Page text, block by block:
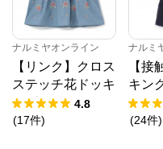
ナルミヤオンライン
【リンク】クロス
ステッチ花ドッキ
ングTシャツ
4.8
(17件)
ナルミ
【接
キン
トア
(24件)